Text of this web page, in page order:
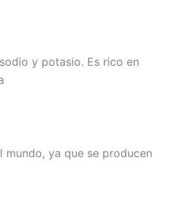
y potasio. Es rico en
ya que se producen